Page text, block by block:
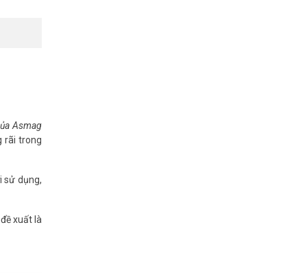
Asmag
rãi trong
sử dụng,
xuất là